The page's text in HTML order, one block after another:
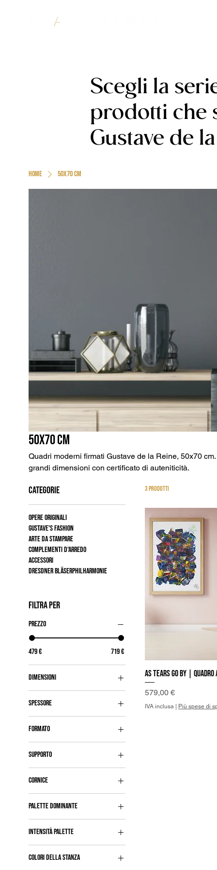
Scegli la
prodotti che
Gustave de
Home 50x70 cm
50x70 cm
Quadri moderni firmati Gustave de la Reine, 50x70
grandi dimensioni con certificato di auteniticità.
CATEGORIE
Opere originali
Gustave's fashion
Arte da stampare
Complementi d'arredo
Accessori
Dresdner Bläserphilharmonie
FILTRA PER
Prezzo
479 € 719 €
DIMENSIONI
50x70 cm
SPESSORE
2 cm
FORMATO
Verticale
SUPPORTO
Tela Premium
CORNICE
Non compresa
Non necessaria
PALETTE DOMINANTE
Blu
Giallo
Verde
INTENSITÀ PALETTE
Luminosa
Opaca
COLORI DELLA STANZA
3 prodotti
As Tears go by |
Prezzo
579,00 €
IVA inclusa | Più spese di